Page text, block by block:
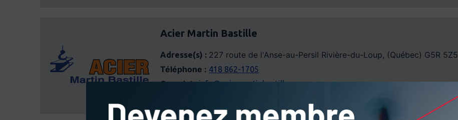
Acier Martin Bastille
Adresse(s) : 227 route de l'Anse-au-Persil Rivière-du-Loup, (Québec) G5R 5Z5
Téléphone : 418 862-1705
Courriel : info@aciermartinbastille.com